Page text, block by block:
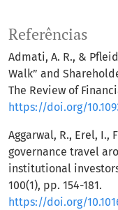
Referências
Admati, A. R., &
Walk” and
The Review of
https://doi.org/
Aggarwal, R., Erel, I.,
governance travel
institutional
100(1), pp. 154-181.
https://doi.org/